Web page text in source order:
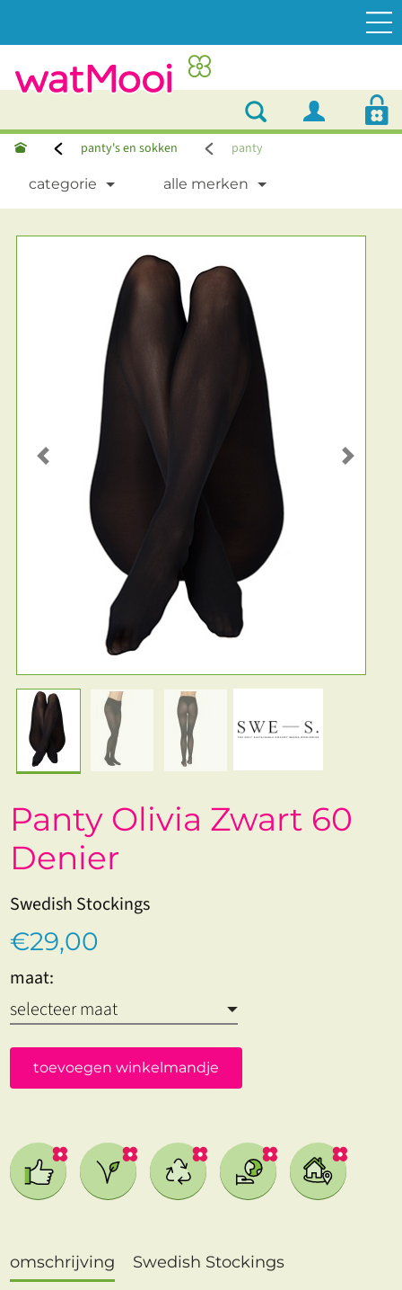
panty's en sokken panty
categorie alle merken
Previous Next
Panty Olivia Zwart 60
Denier
Swedish Stockings
€29,00
maat:
toevoegen winkelmandje
omschrijving Swedish Stockings